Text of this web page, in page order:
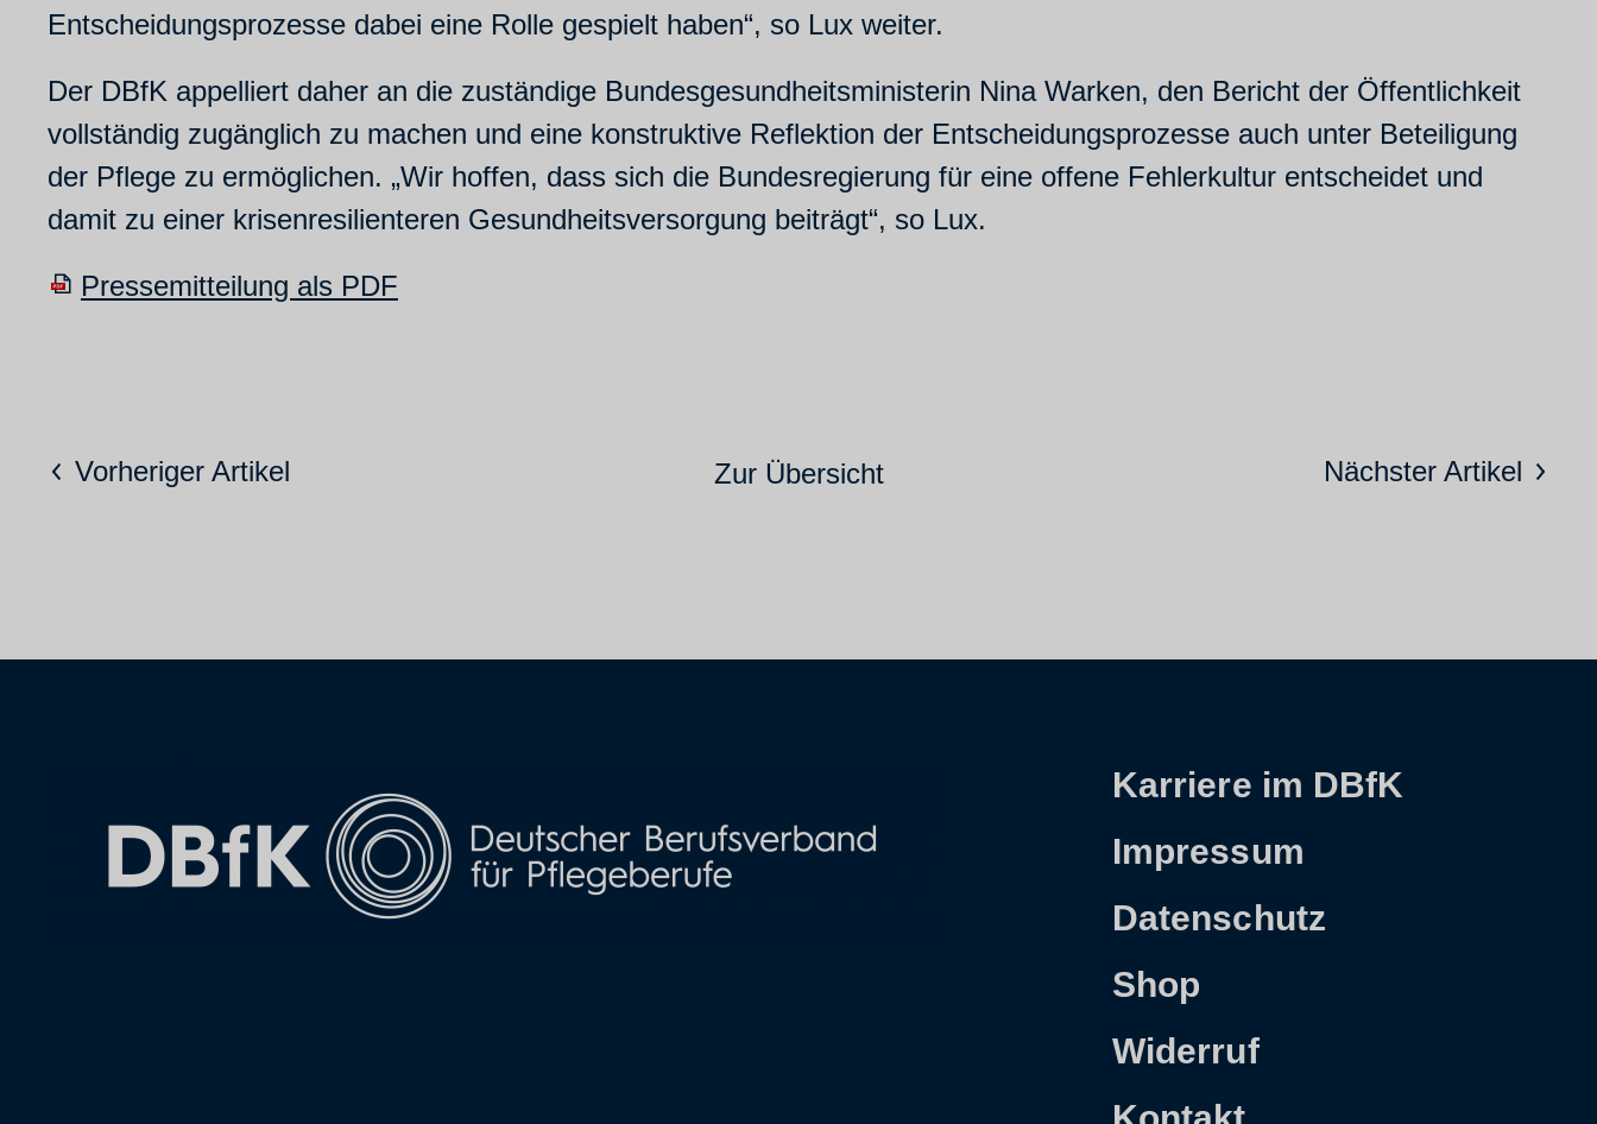
Entscheidungsprozesse dabei eine Rolle gespielt haben“, so Lux weiter.
Der DBfK appelliert daher an die zuständige Bundesgesundheitsministerin Nina Warken, den Bericht der Öffentlichkeit
vollständig zugänglich zu machen und eine konstruktive Reflektion der Entscheidungsprozesse auch unter Beteiligung
der Pflege zu ermöglichen. „Wir hoffen, dass sich die Bundesregierung für eine offene Fehlerkultur entscheidet und
damit zu einer krisenresilienteren Gesundheitsversorgung beiträgt“, so Lux.
Pressemitteilung als PDF
Vorheriger Artikel Zur Übersicht Nächster Artikel
Karriere im DBfK
Impressum
Datenschutz
Shop
Widerruf